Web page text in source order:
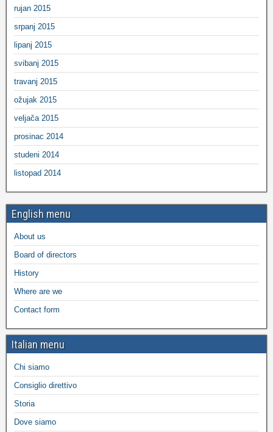
rujan 2015
srpanj 2015
lipanj 2015
svibanj 2015
travanj 2015
ožujak 2015
veljača 2015
prosinac 2014
studeni 2014
listopad 2014
English menu
About us
Board of directors
History
Where are we
Contact form
Italian menu
Chi siamo
Consiglio direttivo
Storia
Dove siamo